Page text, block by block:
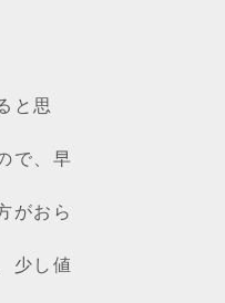
と思
で、早
がおら
少し値